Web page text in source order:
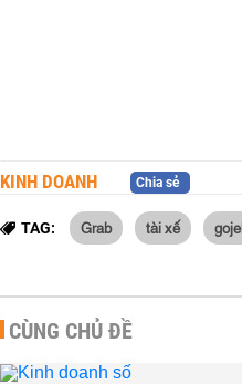
KINH DOANH Chia sẻ
TAG: Grab tài xế
CÙNG CHỦ ĐỀ